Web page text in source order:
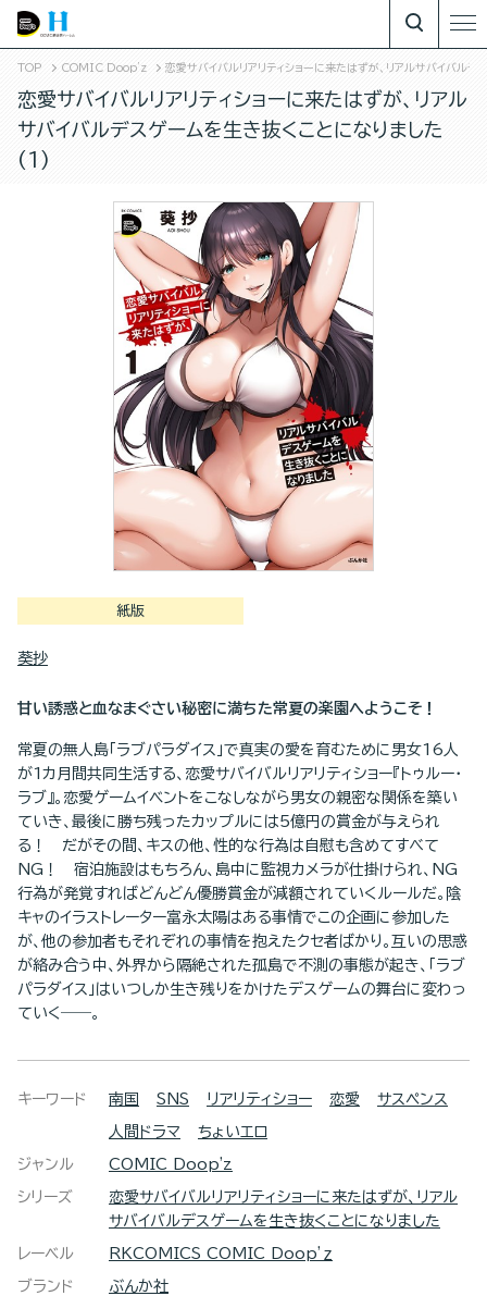
TOP COMIC Doop'z 恋愛サバイバルリアリティショーに来たはずが、リアルサバイバル
恋愛サバイバルリアリティショーに来たはずが、リアル
サバイバルデスゲームを生き抜くことになりました
(1)
紙版
葵抄
甘い誘惑と血なまぐさい秘密に満ちた常夏の楽園へようこそ！
常夏の無人島「ラブパラダイス」で真実の愛を育むために男女16人
が1カ月間共同生活する、恋愛サバイバルリアリティショー『トゥルー・
ラブ』。恋愛ゲームイベントをこなしながら男女の親密な関係を築い
ていき、最後に勝ち残ったカップルには5億円の賞金が与えられ
る！ だがその間、キスの他、性的な行為は自慰も含めてすべて
NG！ 宿泊施設はもちろん、島中に監視カメラが仕掛けられ、NG
行為が発覚すればどんどん優勝賞金が減額されていくルールだ。陰
キャのイラストレーター富永太陽はある事情でこの企画に参加した
が、他の参加者もそれぞれの事情を抱えたクセ者ばかり。互いの思惑
が絡み合う中、外界から隔絶された孤島で不測の事態が起き、「ラブ
パラダイス」はいつしか生き残りをかけたデスゲームの舞台に変わっ
ていく――。
キーワード 南国 SNS リアリティショー 恋愛 サスペンス
人間ドラマ ちょいエロ
ジャンル COMIC Doop'z
シリーズ
恋愛サバイバルリアリティショーに来たはずが、リアル
サバイバルデスゲームを生き抜くことになりました
レーベル RKCOMICS COMIC Doop’ｚ
ブランド ぶんか社